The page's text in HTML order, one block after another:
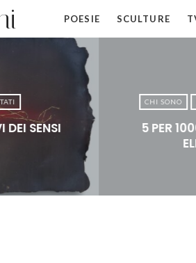
POESIE SCULTURE
DEI SENSI
CHI SONO
5 PER